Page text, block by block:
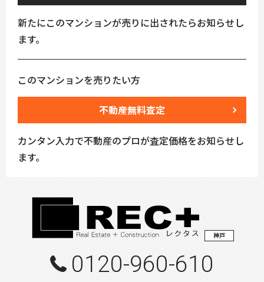
新たにこのマンションが売りに出されたらお知らせし
ます。
このマンションを売りたい方
不動産無料査定
カンタン入力で不動産のプロが査定価格をお知らせし
ます。
神戸
0120-960-610